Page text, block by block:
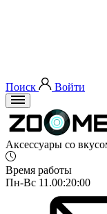
Поиск Войти
Аксессуары со
Время работы
Пн-Вс 11.00:20:00